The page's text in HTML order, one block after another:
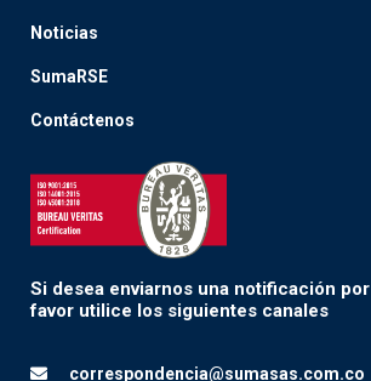
Noticias
SumaRSE
Contáctenos
Si desea enviarnos una notificación por
favor utilice los siguientes canales
correspondencia@sumasas.com.co